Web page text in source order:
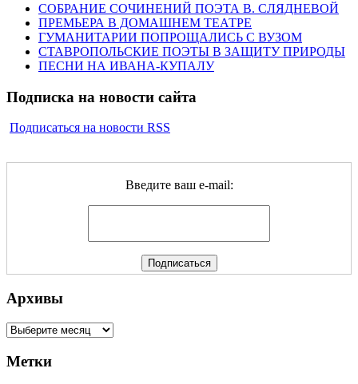
СОБРАНИЕ СОЧИНЕНИЙ ПОЭТА В. СЛЯДНЕВОЙ
ПРЕМЬЕРА В ДОМАШНЕМ ТЕАТРЕ
ГУМАНИТАРИИ ПОПРОЩАЛИСЬ С ВУЗОМ
СТАВРОПОЛЬСКИЕ ПОЭТЫ В ЗАЩИТУ ПРИРОДЫ
ПЕСНИ НА ИВАНА-КУПАЛУ
Подписка на новости сайта
Подписаться на новости RSS
Введите ваш e-mail:
Архивы
Архивы
Метки